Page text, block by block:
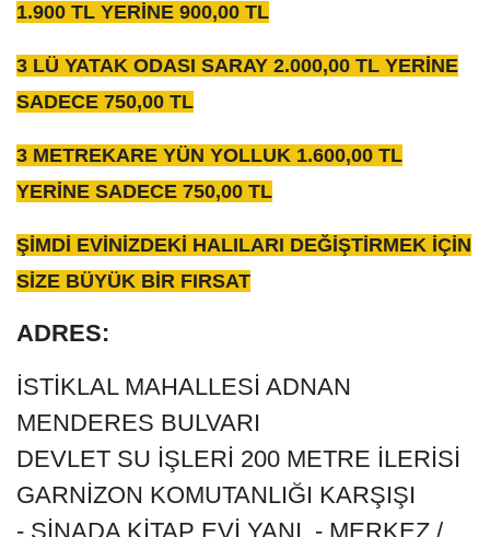
1.900 TL YERİNE 900,00 TL
3 LÜ YATAK ODASI SARAY 2.000,00 TL YERİNE
SADECE 750,00 TL
3 METREKARE YÜN YOLLUK 1.600,00 TL
YERİNE SADECE 750,00 TL
ŞİMDİ EVİNİZDEKİ HALILARI DEĞİŞTİRMEK İÇİN
SİZE BÜYÜK BİR FIRSAT
ADRES:
İSTİKLAL MAHALLESİ ADNAN
MENDERES BULVARI
DEVLET SU İŞLERİ 200 METRE İLERİSİ
GARNİZON KOMUTANLIĞI KARŞIŞI
- SİNADA KİTAP EVİ YANI - MERKEZ /